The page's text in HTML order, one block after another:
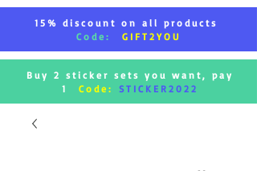
15% discount on all products
Code:
GIFT2YOU
Buy 2 sticker sets you want, pay
1
Code: STICKER2022